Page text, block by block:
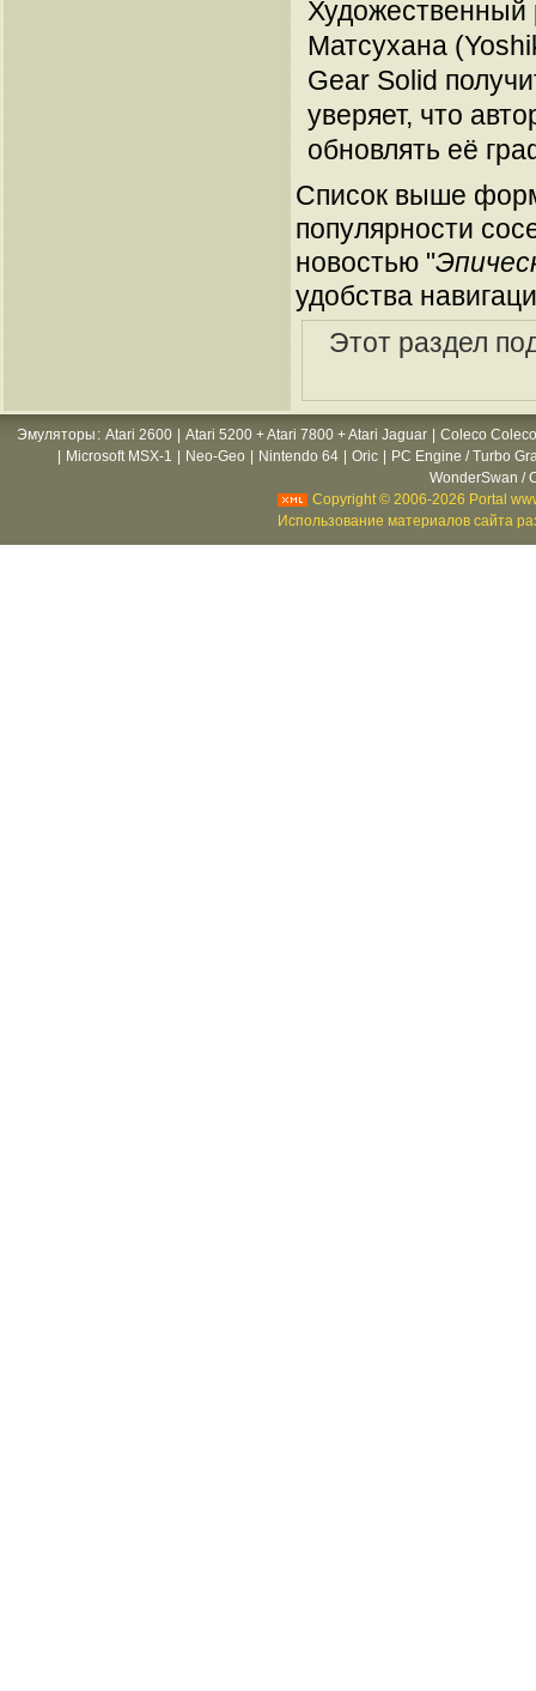
Художественный
Матсухана
Gear Solid
уверяет, что
обновлять её
Список выше
популярности
новостью "
удобства
Этот раздел
Эмуляторы : Atari 2600 Atari 5200 + Atari 7800 + Atari Jaguar
Coleco
Microsoft MSX-1 Neo-Geo Nintendo 64 Oric
PC Engine / Turbo
WonderSwan /
Copyright © 2006-2026 Portal
Использование материалов сайта